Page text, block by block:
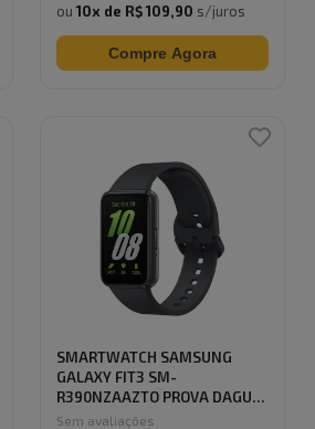
ou10x de R$ 109,90 s/juros
Compre Agora
SMARTWATCH SAMSUNG
GALAXY FIT3 SM-
R390NZAAZTO PROVA DAGUA
GRAF...
Sem avaliações